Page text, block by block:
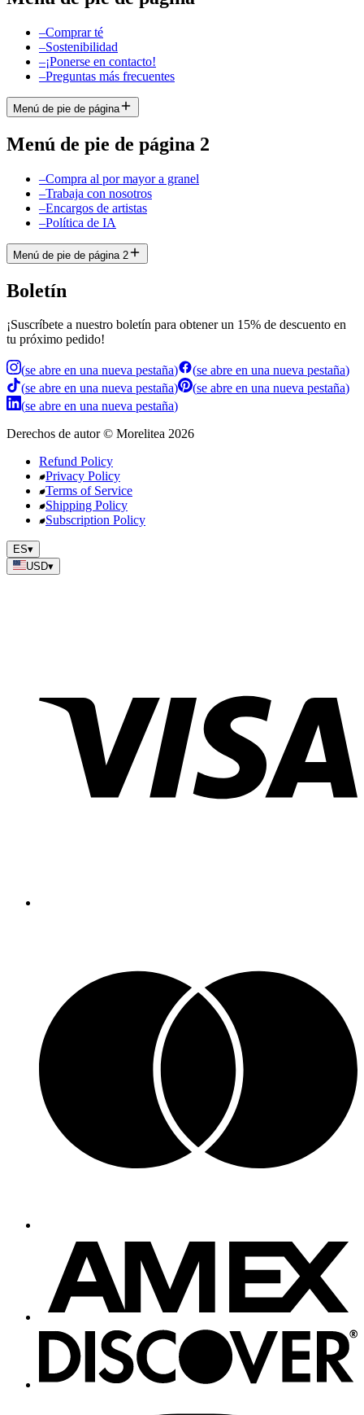
–Comprar té
–Sostenibilidad
–¡Ponerse en contacto!
–Preguntas más frecuentes
Menú de pie de página
Menú de pie de página 2
–Compra al por mayor a granel
–Trabaja con nosotros
–Encargos de artistas
–Política de IA
Menú de pie de página 2
Boletín
¡Suscríbete a nuestro boletín para obtener un 15% de descuento en
tu próximo pedido!
(se abre en una nueva pestaña) (se abre en una nueva pestaña)
(se abre en una nueva pestaña) (se abre en una nueva pestaña)
(se abre en una nueva pestaña)
Derechos de autor© Morelitea 2026
Refund Policy
Privacy Policy
Terms of Service
Shipping Policy
Subscription Policy
ES▾
USD▾